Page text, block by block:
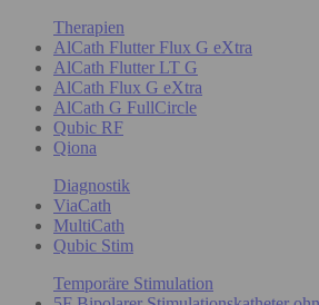
Therapien
AlCath Flutter Flux G eXtra
AlCath Flutter LT G
AlCath Flux G eXtra
AlCath G FullCircle
Qubic RF
Qiona
Diagnostik
ViaCath
MultiCath
Qubic Stim
Temporäre Stimulation